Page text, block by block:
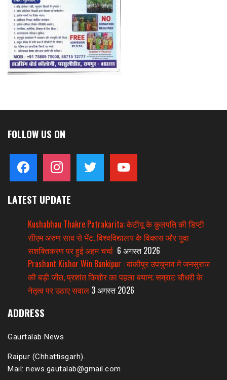
FOLLOW US ON
facebook instagram twitter youtube
LATEST UPDATE
Kushabhau Thakre Patrakarita: केटीयू के कुलपति की डिप्टी
सीएम अरुण साव से भेंट, विश्वविद्यालय के विकास और युवा
सशक्तिकरण पर हुई अहम चर्चा 6 अगस्त 2026
Prashant Kishor Win Bankipur : बांकीपुर उपचुनाव में जनसुराज
की बड़ी जीत, प्रशांत किशोर का पहला बयान; सम्राट चौधरी के
नेतृत्व पर उठाए सवाल 3 अगस्त 2026
ADDRESS
Gaurtalab News
Raipur (Chhattisgarh).
Mail: news.gautalab@gmail.com